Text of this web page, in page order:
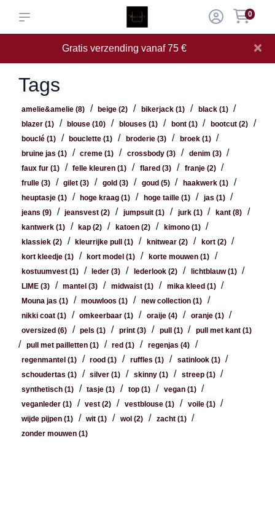
0
Gratis verzending vanaf 75 € ×
Tags
amelie&amelie (8) / beige(2) / bikerjack (1) / black (1) /
blazer (1) / blouse(10) / blouses (1) / bont (1) / bootcut(2) /
bouclé (1) / bouclette(1) / broderie (3) / broek (1) /
bruine jas (1) / creme(1) / crossbody (3) / denim (3) /
faux fur (1) / felle kleuren(1) / flared (3) / franje (2) /
frulle (3) / gilet(3) / gold (3) / goud (5) / haakwerk(1) /
heuptasje (1) / hoge kraag(1) / hoge taille (1) / jas (1) /
jeans (9) / jeansvest(2) / jumpsuit (1) / jurk (1) / kant(8) /
kantwerk (1) / kap(2) / katoen (2) / kimono (1) /
klassiek (2) / kleurrijke pull(1) / knitwear (2) / kort (2) /
kort kleedje (1) / kort model(1) / korte mouwen (1) /
kostuumvest (1) / leder(3) / lederlook (2) / lichtblauw(1) /
LIME (3) / mantel(3) / midwaist (1) / mika kleed (1) /
Mouna jas (1) / mouwloos(1) / new collection (1) /
nikki coat (1) / omkeerbaar(1) / oraije (4) / oranje (1) /
oversized (6) / pels(1) / print (3) / pull (1) / pull met kant(1)
/ pull met pailletten (1) / red(1) / regenjas (4) /
regenmantel (1) / rood(1) / ruffles (1) / satinlook (1) /
schoudertas (1) / silver(1) / skinny (1) / streep (1) /
synthetisch (1) / tasje(1) / top (1) / vegan (1) /
veganleder (1) / vest(2) / vestblouse (1) / voile (1) /
wijde pijpen (1) / wit(1) / wol (2) / zacht (1) /
zonder mouwen (1)